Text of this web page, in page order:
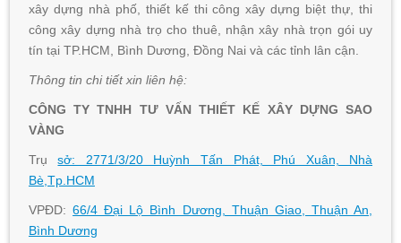
xây dựng nhà phố, thiết kế thi công xây dựng biệt thự, thi
công xây dựng nhà trọ cho thuê, nhận xây nhà trọn gói uy
tín tại TP.HCM, Bình Dương, Đồng Nai và các tỉnh lân cận.
Thông tin chi tiết xin liên hệ:
CÔNG TY TNHH TƯ VẤN THIẾT KẾ XÂY DỰNG SAO
VÀNG
Trụsở: 2771/3/20 Huỳnh Tấn Phát, Phú Xuân, Nhà
Bè,Tp.HCM
VPĐD:66/4 Đại Lộ Bình Dương, Thuận Giao, Thuận An,
Bình Dương